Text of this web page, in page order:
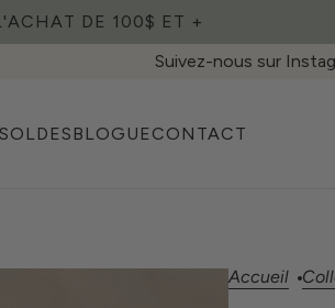
DE 100$ ET +
Suivez-nous sur
SOLDES BLOGUECONTACT
Accueil